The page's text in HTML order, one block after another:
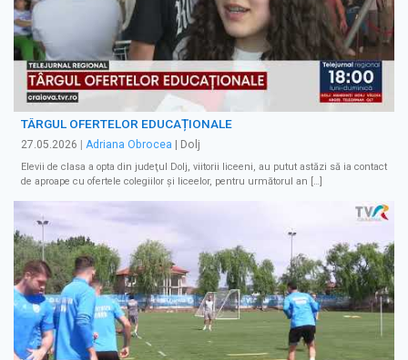
TÂRGUL OFERTELOR EDUCAȚIONALE
27.05.2026 Adriana Obrocea | Dolj
Elevii de clasa a opta din judeţul Dolj, viitorii liceeni, au putut astăzi să ia contact
de aproape cu ofertele colegiilor şi liceelor, pentru următorul an […]